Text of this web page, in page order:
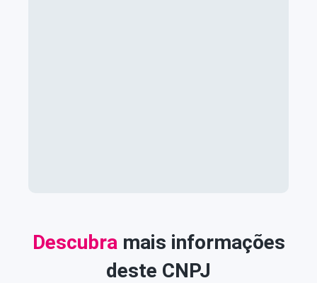
Descubra mais informações
deste CNPJ